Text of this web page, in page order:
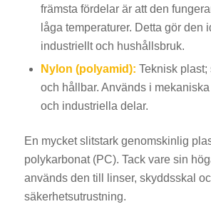
främsta fördelar är att den
låga temperaturer. Detta gör den
industriellt och hushållsbruk.
Nylon (polyamid): Teknisk plast;
och hållbar. Används i
och industriella delar.
En mycket slitstark genomskinlig
polykarbonat (PC). Tack vare sin
används den till linser, skyddsskal
säkerhetsutrustning.